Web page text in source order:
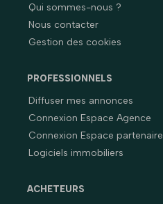
Qui sommes-nous ?
Nous contacter
Gestion des cookies
PROFESSIONNELS
Diffuser mes annonces
Connexion Espace Agence
Connexion Espace partenaire
Logiciels immobiliers
ACHETEURS